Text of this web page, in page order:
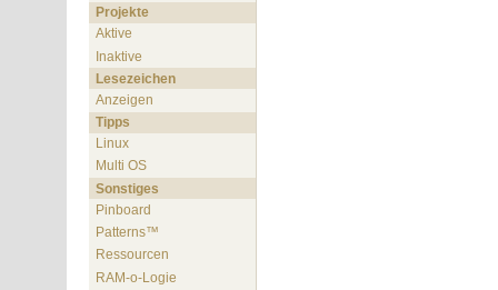
Projekte
Aktive
Inaktive
Lesezeichen
Anzeigen
Tipps
Linux
Multi OS
Sonstiges
Pinboard
Patterns™
Ressourcen
RAM-o-Logie